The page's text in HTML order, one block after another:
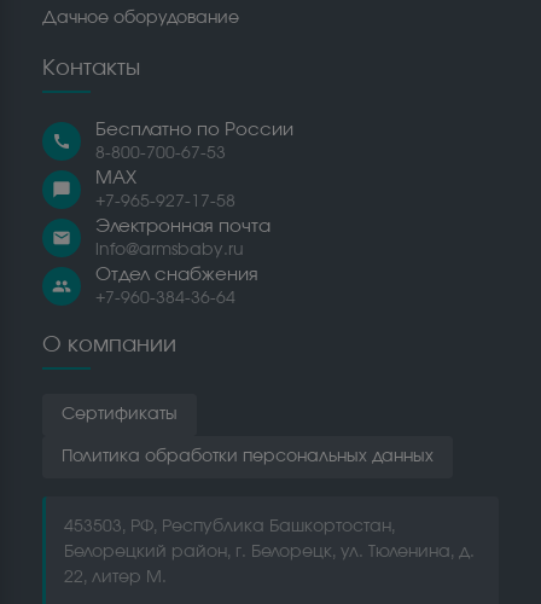
Дачное оборудование
Контакты
call
Бесплатно по России
8-800-700-67-53
chat_bubble
MAX
+7-965-927-17-58
email
Электронная почта
info@armsbaby.ru
people
Отдел снабжения
+7-960-384-36-64
О компании
Сертификаты
Политика обработки персональных данных
453503, РФ, Республика Башкортостан,
Белорецкий район, г. Белорецк, ул. Тюленина, д.
22, литер М.